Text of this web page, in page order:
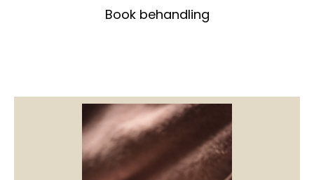
Book behandling